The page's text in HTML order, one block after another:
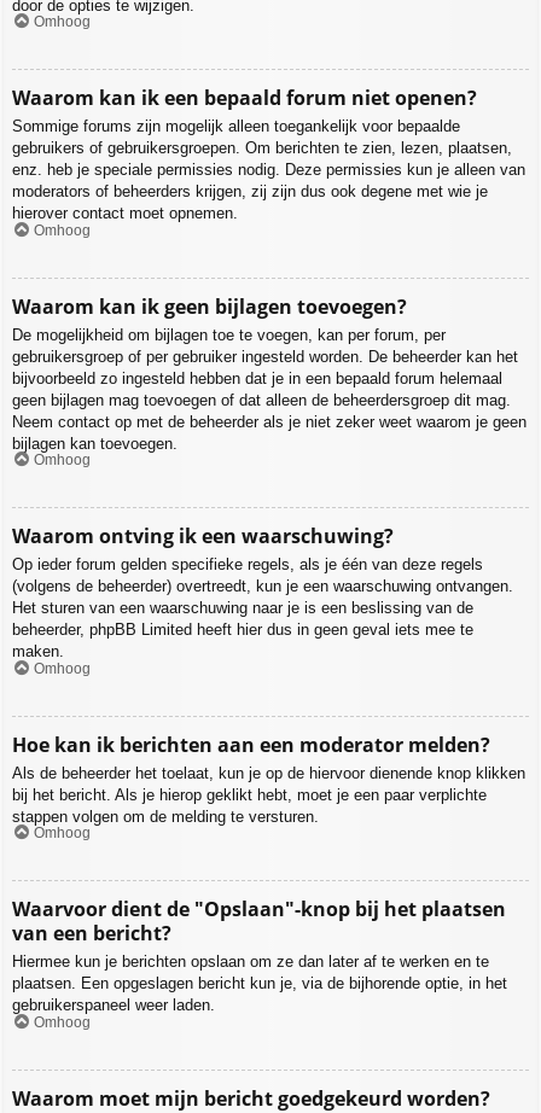
door de opties te wijzigen.
Omhoog
Waarom kan ik een bepaald forum niet openen?
Sommige forums zijn mogelijk alleen toegankelijk voor bepaalde
gebruikers of gebruikersgroepen. Om berichten te zien, lezen, plaatsen,
enz. heb je speciale permissies nodig. Deze permissies kun je alleen van
moderators of beheerders krijgen, zij zijn dus ook degene met wie je
hierover contact moet opnemen.
Omhoog
Waarom kan ik geen bijlagen toevoegen?
De mogelijkheid om bijlagen toe te voegen, kan per forum, per
gebruikersgroep of per gebruiker ingesteld worden. De beheerder kan het
bijvoorbeeld zo ingesteld hebben dat je in een bepaald forum helemaal
geen bijlagen mag toevoegen of dat alleen de beheerdersgroep dit mag.
Neem contact op met de beheerder als je niet zeker weet waarom je geen
bijlagen kan toevoegen.
Omhoog
Waarom ontving ik een waarschuwing?
Op ieder forum gelden specifieke regels, als je één van deze regels
(volgens de beheerder) overtreedt, kun je een waarschuwing ontvangen.
Het sturen van een waarschuwing naar je is een beslissing van de
beheerder, phpBB Limited heeft hier dus in geen geval iets mee te
maken.
Omhoog
Hoe kan ik berichten aan een moderator melden?
Als de beheerder het toelaat, kun je op de hiervoor dienende knop klikken
bij het bericht. Als je hierop geklikt hebt, moet je een paar verplichte
stappen volgen om de melding te versturen.
Omhoog
Waarvoor dient de "Opslaan"-knop bij het plaatsen
van een bericht?
Hiermee kun je berichten opslaan om ze dan later af te werken en te
plaatsen. Een opgeslagen bericht kun je, via de bijhorende optie, in het
gebruikerspaneel weer laden.
Omhoog
Waarom moet mijn bericht goedgekeurd worden?